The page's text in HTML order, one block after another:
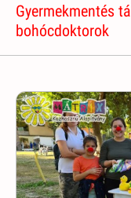
Gyermekmentés
bohócdoktorok